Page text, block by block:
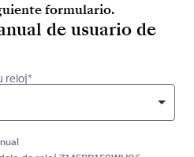
formulario.
de usuario de
reloj*